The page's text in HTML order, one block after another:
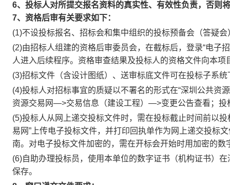
6、投标人对所提交报名资料的真实性、有效性负责，否则
7、资格后审有关要求如下：
(1)不设投标报名、招标会和集中组织的投标预备会（答疑
(2)由招标人组建的资格后审委员会，在截标后，登录“电子
人进入后续程序。资格审查结果及投标人的资格文件向本项
(3)招标文件（含设计图纸）、送审标底文件可在投标子系统
(4)投标人对招标事宜的质疑以不署名的形式在“深圳公共资
资源交易网—>交易信息（建设工程）—>变更公告查看；投
(5)投标人从网上递交投标文件时，需在投标截止时间前以
易网”上传电子投标文件，并打印回执单作为网上递交投标
南。对电子投标文件加密的，需在开标会开始时用加密的
(6)自助办理投标员，使用本单位的数字证书（机构证书）
保存。